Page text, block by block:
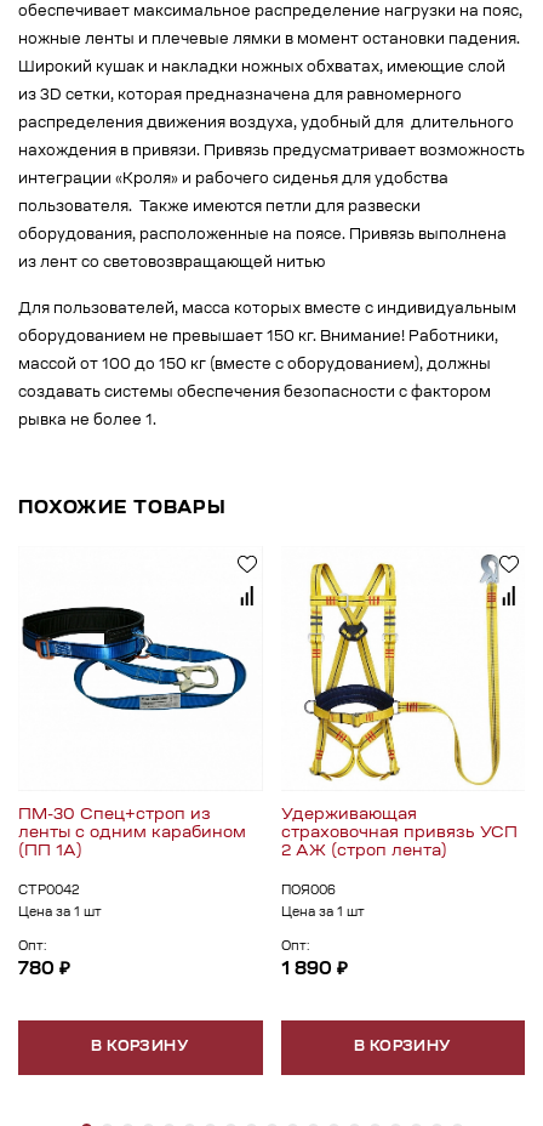
обеспечивает максимальное распределение нагрузки на пояс,
ножные ленты и плечевые лямки в момент остановки падения.
Широкий кушак и накладки ножных обхватах, имеющие слой
из 3D сетки, которая предназначена для равномерного
распределения движения воздуха, удобный для длительного
нахождения в привязи. Привязь предусматривает возможность
интеграции «Кроля» и рабочего сиденья для удобства
пользователя. Также имеются петли для развески
оборудования, расположенные на поясе. Привязь выполнена
из лент со световозвращающей нитью
Для пользователей, масса которых вместе с индивидуальным
оборудованием не превышает 150 кг. Внимание! Работники,
массой от 100 до 150 кг (вместе с оборудованием), должны
создавать системы обеспечения безопасности с фактором
рывка не более 1.
ПОХОЖИЕ ТОВАРЫ
ПМ-30 Спец+строп из
ленты с одним карабином
(ПП 1А)
СТР0042
Цена за 1 шт
Опт:
780 ₽
В КОРЗИНУ
Удерживающая
страховочная привязь УСП
2 АЖ (строп лента)
ПОЯ006
Цена за 1 шт
Опт:
1 890 ₽
В КОРЗИНУ